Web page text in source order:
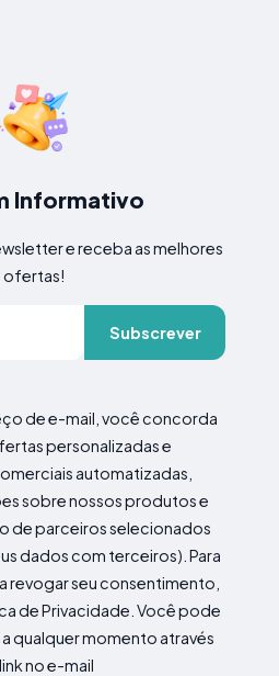
Informativo
e receba as melhores
ofertas!
Subscrever
de e-mail, você concorda
personalizadas e
automatizadas,
sobre nossos produtos e
de parceiros selecionados
dados com terceiros). Para
revogar seu consentimento,
de Privacidade. Você pode
qualquer momento através
no e-mail